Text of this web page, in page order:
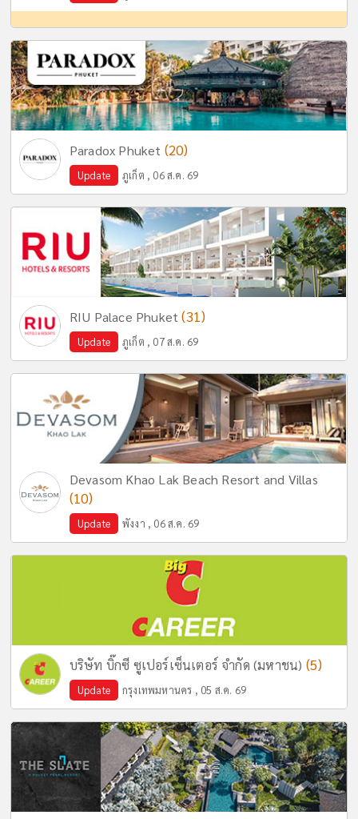
Paradox Phuket (20)
Update ภูเก็ต , 06 ส.ค. 69
RIU Palace Phuket(31)
Update ภูเก็ต , 07 ส.ค. 69
Devasom Khao Lak Beach Resort and Villas
(10)
Update พังงา , 06 ส.ค. 69
บริษัท บิ๊กซี ซูเปอร์เซ็นเตอร์ จำกัด (มหาชน) (5)
Update กรุงเทพมหานคร , 05 ส.ค. 69